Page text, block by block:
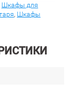
Шкафы для
, Шкафы